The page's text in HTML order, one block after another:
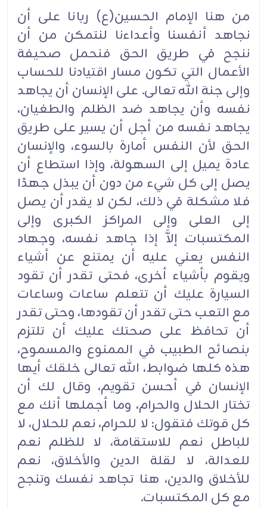
من هنا الإمام الحسين(ع) ربانا على أن
نجاهد أنفسنا وأعداءنا لنتمكن من أن
ننجح في طريق الحق فنحمل صحيفة
الأعمال التي تكون مسار اقتيادنا للحساب
وإلى جنة الله تعالى. على الإنسان أن يجاهد
نفسه وأن يجاهد ضد الظلم والطغيان،
يجاهد نفسه من أجل أن يسير على طريق
الحق لأن النفس أمارة بالسوء، والإنسان
عادة يميل إلى السهولة، وإذا استطاع أن
يصل إلى كل شيء من دون أن يبذل جهدًا
فلا مشكلة في ذلك، لكن لا يقدر أن يصل
إلى العلى وإلى المراكز الكبرى وإلى
المكتسبات إلاَّ إذا جاهد نفسه، وجهاد
النفس يعني عليه أن يمتنع عن أشياء
ويقوم بأشياء أخرى، فحتى تقدر أن تقود
السيارة عليك أن تتعلم ساعات وساعات
مع التعب حتى تقدر أن تقودها، وحتى تقدر
أن تحافظ على صحتك عليك أن تلتزم
بنصائح الطبيب في الممنوع والمسموح،
هذه كلها ضوابط، الله تعالى خلقك أيها
الإنسان في أحسن تقويم، وقال لك أن
تختار الحلال والحرام، وما أجملها أنك مع
كل قوتك فتقول: لا للحرام، نعم للحلال، لا
للباطل نعم للاستقامة، لا للظلم نعم
للعدالة، لا لقلة الدين والأخلاق، نعم
للأخلاق والدين، هنا تجاهد نفسك وتنجح
مع كل المكتسبات.